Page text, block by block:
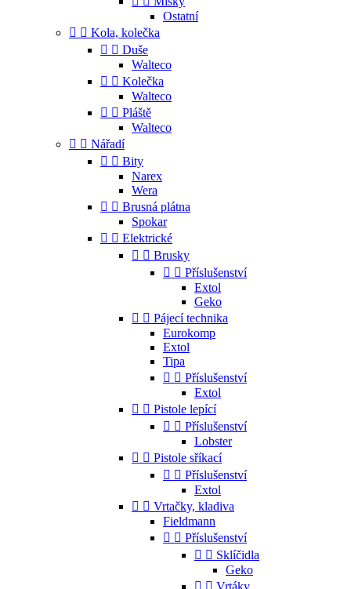
Ostatní
  Kola, kolečka
  Duše
Walteco
  Kolečka
Walteco
  Pláště
Walteco
  Nářadí
  Bity
Narex
Wera
  Brusná plátna
Spokar
  Elektrické
  Brusky
  Příslušenství
Extol
Geko
  Pájecí technika
Eurokomp
Extol
Tipa
  Příslušenství
Extol
  Pistole lepící
  Příslušenství
Lobster
  Pistole sříkací
  Příslušenství
Extol
  Vrtačky, kladiva
Fieldmann
  Příslušenství
  Sklíčidla
Geko
  Vrtáky